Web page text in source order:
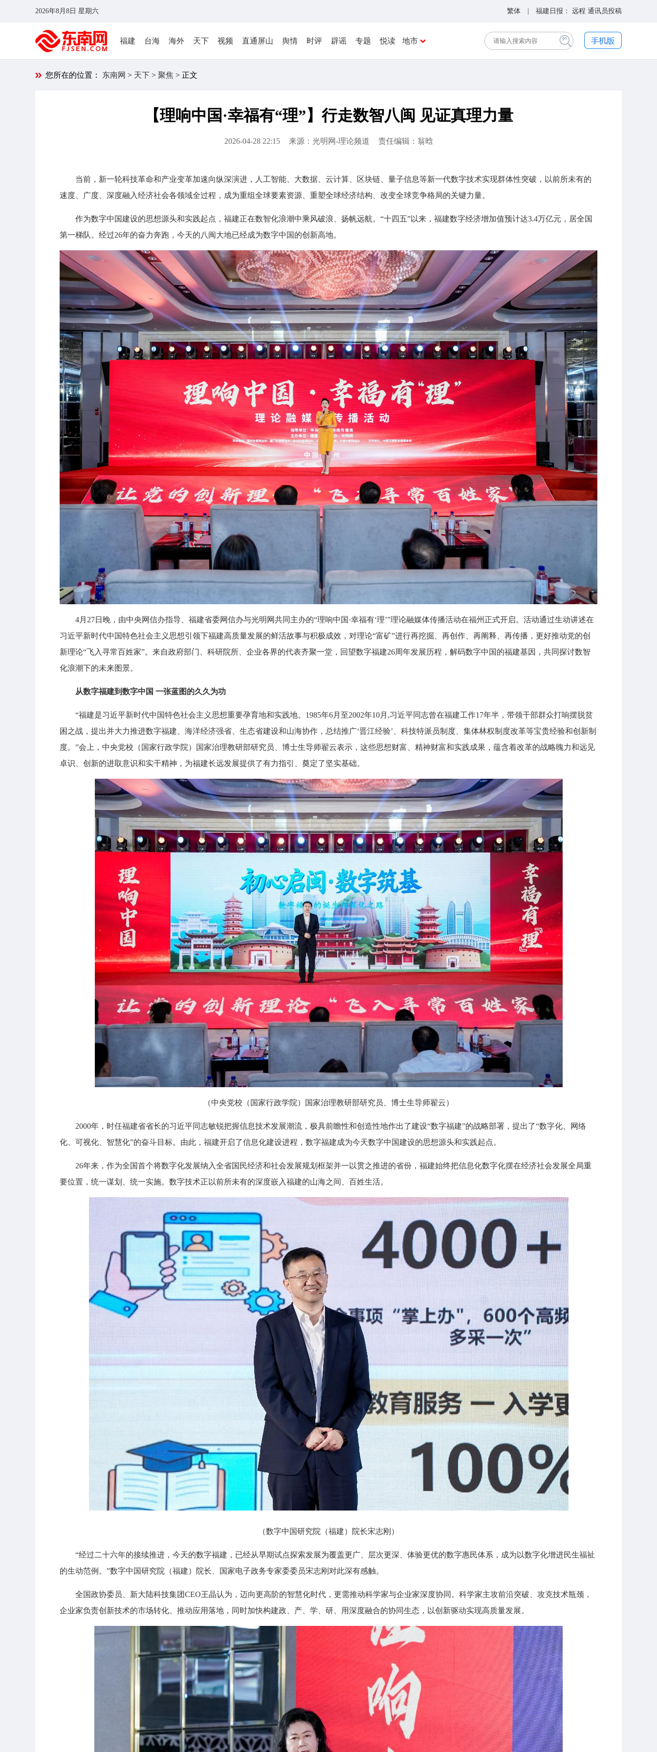
2026年8月8日 星期六 繁体 | 福建日报： 远程 通讯员投稿
福建 台海 海外 天下 视频 直通屏山 舆情 时评 辟谣 专题 悦读 地市
您所在的位置： 东南网 > 天下 > 聚焦 > 正文
【理响中国·幸福有“理”】行走数智八闽 见证真理力量
2026-04-28 22:15 来源：光明网-理论频道 责任编辑：翁晗
当前，新一轮科技革命和产业变革加速向纵深演进，人工智能、大数据、云计算、区块链、量子信息等新一代数字技术实现群体性突破，以前所未有的
速度、广度、深度融入经济社会各领域全过程，成为重组全球要素资源、重塑全球经济结构、改变全球竞争格局的关键力量。
作为数字中国建设的思想源头和实践起点，福建正在数智化浪潮中乘风破浪、扬帆远航。“十四五”以来，福建数字经济增加值预计达3.4万亿元，居全国
第一梯队。经过26年的奋力奔跑，今天的八闽大地已经成为数字中国的创新高地。
4月27日晚，由中央网信办指导、福建省委网信办与光明网共同主办的“理响中国·幸福有‘理’”理论融媒体传播活动在福州正式开启。活动通过生动讲述在
习近平新时代中国特色社会主义思想引领下福建高质量发展的鲜活故事与积极成效，对理论“富矿”进行再挖掘、再创作、再阐释、再传播，更好推动党的创
新理论“飞入寻常百姓家”。来自政府部门、科研院所、企业各界的代表齐聚一堂，回望数字福建26周年发展历程，解码数字中国的福建基因，共同探讨数智
化浪潮下的未来图景。
从数字福建到数字中国 一张蓝图的久久为功
“福建是习近平新时代中国特色社会主义思想重要孕育地和实践地。1985年6月至2002年10月,习近平同志曾在福建工作17年半，带领干部群众打响摆脱贫
困之战，提出并大力推进数字福建、海洋经济强省、生态省建设和山海协作，总结推广‘晋江经验’、科技特派员制度、集体林权制度改革等宝贵经验和创新制
度。”会上，中央党校（国家行政学院）国家治理教研部研究员、博士生导师翟云表示，这些思想财富、精神财富和实践成果，蕴含着改革的战略魄力和远见
卓识、创新的进取意识和实干精神，为福建长远发展提供了有力指引、奠定了坚实基础。
（中央党校（国家行政学院）国家治理教研部研究员、博士生导师翟云）
2000年，时任福建省省长的习近平同志敏锐把握信息技术发展潮流，极具前瞻性和创造性地作出了建设“数字福建”的战略部署，提出了“数字化、网络
化、可视化、智慧化”的奋斗目标。由此，福建开启了信息化建设进程，数字福建成为今天数字中国建设的思想源头和实践起点。
26年来，作为全国首个将数字化发展纳入全省国民经济和社会发展规划框架并一以贯之推进的省份，福建始终把信息化数字化摆在经济社会发展全局重
要位置，统一谋划、统一实施。数字技术正以前所未有的深度嵌入福建的山海之间、百姓生活。
（数字中国研究院（福建）院长宋志刚）
“经过二十六年的接续推进，今天的数字福建，已经从早期试点探索发展为覆盖更广、层次更深、体验更优的数字惠民体系，成为以数字化增进民生福祉
的生动范例。”数字中国研究院（福建）院长、国家电子政务专家委委员宋志刚对此深有感触。
全国政协委员、新大陆科技集团CEO王晶认为，迈向更高阶的智慧化时代，更需推动科学家与企业家深度协同。科学家主攻前沿突破、攻克技术瓶颈，
企业家负责创新技术的市场转化、推动应用落地，同时加快构建政、产、学、研、用深度融合的协同生态，以创新驱动实现高质量发展。